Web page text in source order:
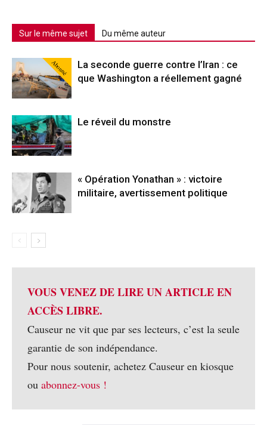
Sur le même sujet Du même auteur
Abonné
La seconde guerre contre l’Iran : ce
que Washington a réellement gagné
Le réveil du monstre
« Opération Yonathan » : victoire
militaire, avertissement politique
VOUS VENEZ DE LIRE UN ARTICLE EN
ACCÈS LIBRE.
Causeur ne vit que par ses lecteurs, c’est la seule
garantie de son indépendance.
Pour nous soutenir, achetez Causeur en kiosque
ou abonnez-vous !